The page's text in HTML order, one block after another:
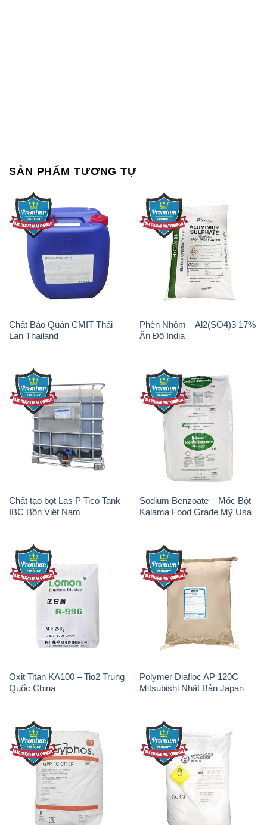
SẢN PHẨM TƯƠNG TỰ
Chất Bảo Quản CMIT Thái
Lan Thailand
Phèn Nhôm – Al2(SO4)3 17%
Ấn Độ India
Chất tạo bọt Las P Tico Tank
IBC Bồn Việt Nam
Sodium Benzoate – Mốc Bột
Kalama Food Grade Mỹ Usa
Oxit Titan KA100 – Tio2 Trung
Quốc China
Polymer Diafloc AP 120C
Mitsubishi Nhật Bản Japan